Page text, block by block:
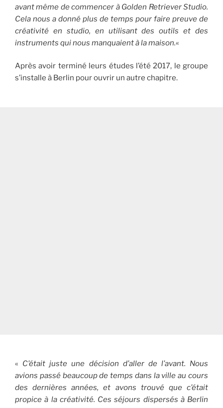
avant même de commencer à Golden Retriever Studio.
Cela nous a donné plus de temps pour faire preuve de
créativité en studio, en utilisant des outils et des
instruments qui nous manquaient à la maison.«
Après avoir terminé leurs études l’été 2017, le groupe
s’installe à Berlin pour ouvrir un autre chapitre.
« C’était juste une décision d’aller de l’avant. Nous
avions passé beaucoup de temps dans la ville au cours
des dernières années, et avons trouvé que c’était
propice à la créativité. Ces séjours dispersés à Berlin